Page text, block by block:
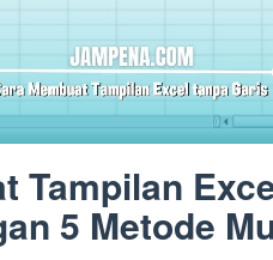
Tampilan
5 Metode